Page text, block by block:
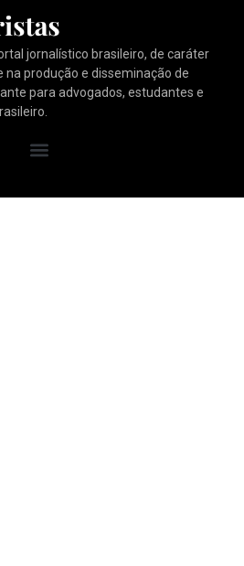
jornalístico brasileiro, de caráter
produção e disseminação de
para advogados, estudantes e